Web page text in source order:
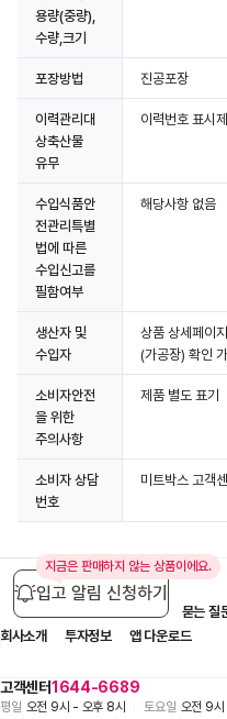
용량(중량),
수량,크기
포장방법 진공포장
이력관리대
상축산물
유무
이력번호 표시
수입식품안
전관리특별
법에 따른
수입신고를
필함여부
해당사항 없음
생산자 및
수입자
상품 상세페이
(가공장) 확인
소비자안전
을 위한
주의사항
제품 별도 표기
소비자 상담
번호
미트박스 고
지금은 판매하지 않는 상품이에요.
입고 알림 신청하기
고객센터1644-6689
평일 오전 9시 - 오후 8시 토요일 오전 9
입점 제휴 문의
자주 묻는 질
회사소개
투자정보 앱 다운로드